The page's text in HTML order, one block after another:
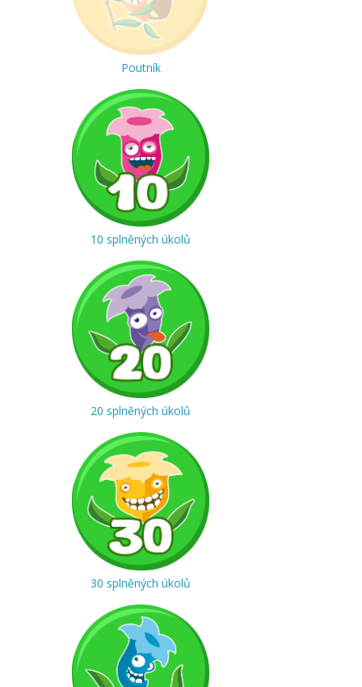
Poutník
10 splněných úkolů
20 splněných úkolů
30 splněných úkolů